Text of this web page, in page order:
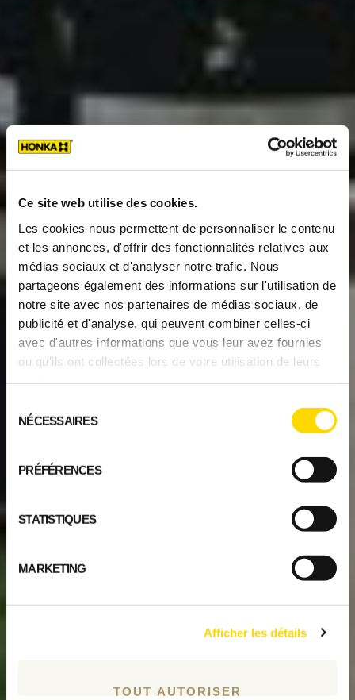
Ce site web utilise des cookies.
Les cookies nous permettent de personnaliser le contenu
et les annonces, d'offrir des fonctionnalités relatives aux
médias sociaux et d'analyser notre trafic. Nous
partageons également des informations sur l'utilisation de
notre site avec nos partenaires de médias sociaux, de
publicité et d'analyse, qui peuvent combiner celles-ci
avec d'autres informations que vous leur avez fournies
ou qu'ils ont collectées lors de votre utilisation de leurs
NÉCESSAIRES
PRÉFÉRENCES
STATISTIQUES
MARKETING
Afficher les détails
TOUT AUTORISER